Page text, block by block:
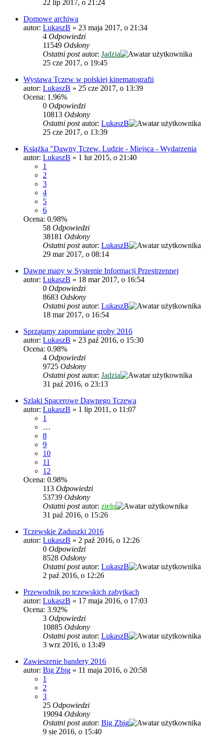
22 lip 2017, o 21:24
Domowe archiwa
autor: LukaszB » 23 maja 2017, o 21:34
4 Odpowiedzi
11549 Odsłony
Ostatni postautor: Jadzia
25 cze 2017, o 19:45
Wystawa Tczew w polskiej kinematografii
autor: LukaszB » 25 cze 2017, o 13:39
Ocena: 1.96%
0 Odpowiedzi
10813 Odsłony
Ostatni postautor: LukaszB
25 cze 2017, o 13:39
Książka "Dawny Tczew. Ludzie - Miejsca - Wydarzenia
autor: LukaszB » 1 lut 2015, o 21:40
1
2
3
4
5
6
Ocena: 0.98%
58 Odpowiedzi
38181 Odsłony
Ostatni postautor: LukaszB
29 mar 2017, o 08:14
Dawne mapy w Systemie Informacji Przestrzennej
autor: LukaszB » 18 mar 2017, o 16:54
0 Odpowiedzi
8683 Odsłony
Ostatni postautor: LukaszB
18 mar 2017, o 16:54
Sprzątamy zapomniane groby 2016
autor: LukaszB » 23 paź 2016, o 15:30
Ocena: 0.98%
4 Odpowiedzi
9725 Odsłony
Ostatni postautor: Jadzia
31 paź 2016, o 23:13
Szlaki Spacerowe Dawnego Tczewa
autor: LukaszB » 1 lip 2011, o 11:07
1
…
8
9
10
11
12
Ocena: 0.98%
113 Odpowiedzi
53739 Odsłony
Ostatni postautor: zielu
31 paź 2016, o 15:26
Tczewskie Zaduszki 2016
autor: LukaszB » 2 paź 2016, o 12:26
0 Odpowiedzi
8528 Odsłony
Ostatni postautor: LukaszB
2 paź 2016, o 12:26
Przewodnik po tczewskich zabytkach
autor: LukaszB » 17 maja 2016, o 17:03
Ocena: 3.92%
3 Odpowiedzi
10885 Odsłony
Ostatni postautor: LukaszB
3 wrz 2016, o 13:49
Zawieszenie bandery 2016
autor: Big Zbig » 11 maja 2016, o 20:58
1
2
3
25 Odpowiedzi
19094 Odsłony
Ostatni postautor: Big Zbig
9 sie 2016, o 15:40